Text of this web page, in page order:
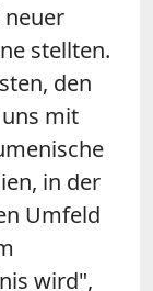
neuer
stellten.
den
mit
in der
Umfeld
wird",